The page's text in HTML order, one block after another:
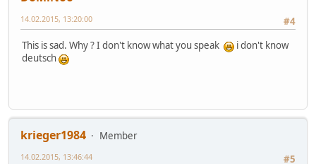
#4
14.02.2015, 13:20:00
This is sad. Why ? I don't know what you speak
i don't know
deutsch
krieger1984
Member
#5
14.02.2015, 13:46:44